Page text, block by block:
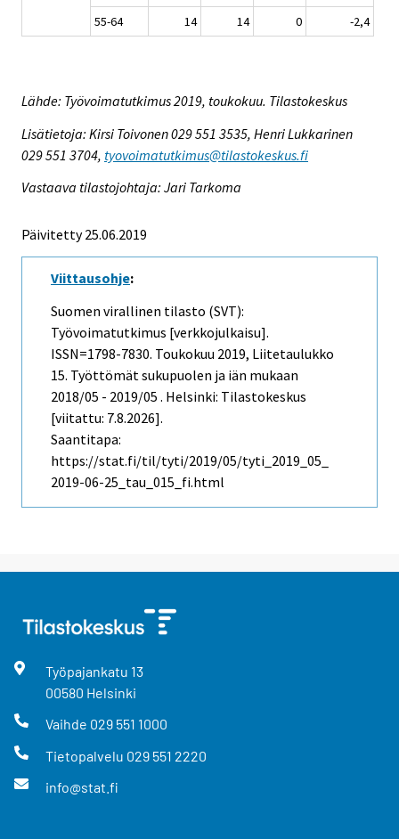
55-64
14 14 0 -2,4
Lähde: Työvoimatutkimus 2019, toukokuu. Tilastokeskus
Lisätietoja: Kirsi Toivonen 029 551 3535, Henri Lukkarinen
029 551 3704, tyovoimatutkimus@tilastokeskus.fi
Vastaava tilastojohtaja: Jari Tarkoma
Päivitetty 25.06.2019
Viittausohje:
Suomen virallinen tilasto (SVT):
Työvoimatutkimus [verkkojulkaisu].
ISSN=1798-7830. Toukokuu 2019, Liitetaulukko
15. Työttömät sukupuolen ja iän mukaan
2018/05 - 2019/05 . Helsinki: Tilastokeskus
[viitattu: 7.8.2026].
Saantitapa:
https://stat.fi/til/tyti/2019/05/tyti_2019_05_
2019-06-25_tau_015_fi.html
Työpajankatu 13
00580 Helsinki
Vaihde 029 551 1000
Tietopalvelu 029 551 2220
info@stat.fi